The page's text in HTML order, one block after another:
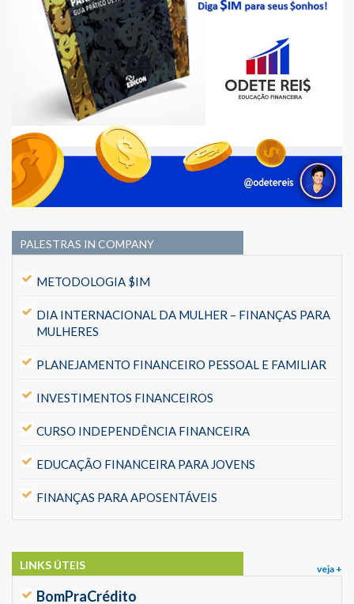
PALESTRAS IN COMPANY
METODOLOGIA $IM
DIA INTERNACIONAL DA MULHER – FINANÇAS PARA
MULHERES
PLANEJAMENTO FINANCEIRO PESSOAL E FAMILIAR
INVESTIMENTOS FINANCEIROS
CURSO INDEPENDÊNCIA FINANCEIRA
EDUCAÇÃO FINANCEIRA PARA JOVENS
FINANÇAS PARA APOSENTÁVEIS
veja +
LINKS ÚTEIS
BomPraCrédito